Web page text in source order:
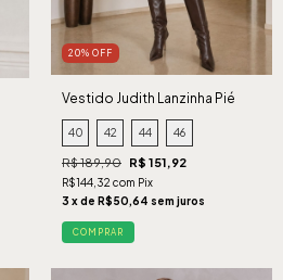
20% OFF
Vestido Judith Lanzinha Pié
Caramelo
40 42 44 46
R$ 189,90 R$ 151,92
R$144,32 com Pix
3 x de R$50,64 sem juros
COMPRAR